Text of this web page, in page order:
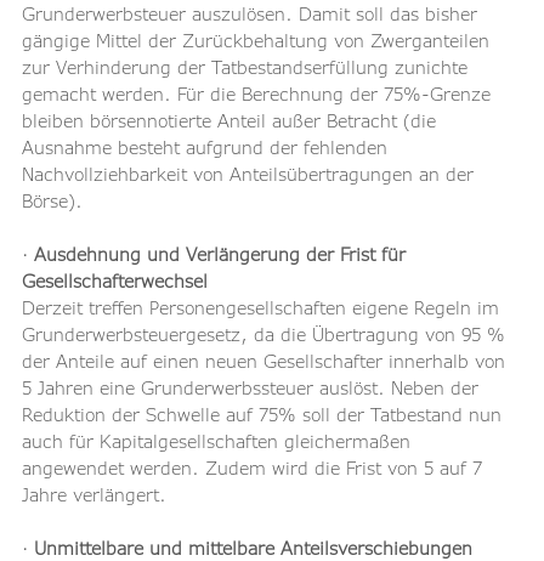
Grunderwerbsteuer auszulösen. Damit soll das bisher
gängige Mittel der Zurückbehaltung von Zwerganteilen
zur Verhinderung der Tatbestandserfüllung zunichte
gemacht werden. Für die Berechnung der 75%-Grenze
bleiben börsennotierte Anteil außer Betracht (die
Ausnahme besteht aufgrund der fehlenden
Nachvollziehbarkeit von Anteilsübertragungen an der
Börse).
· Ausdehnung und Verlängerung der Frist für
Gesellschafterwechsel
Derzeit treffen Personengesellschaften eigene Regeln im
Grunderwerbsteuergesetz, da die Übertragung von 95 %
der Anteile auf einen neuen Gesellschafter innerhalb von
5 Jahren eine Grunderwerbssteuer auslöst. Neben der
Reduktion der Schwelle auf 75% soll der Tatbestand nun
auch für Kapitalgesellschaften gleichermaßen
angewendet werden. Zudem wird die Frist von 5 auf 7
Jahre verlängert.
· Unmittelbare und mittelbare Anteilsverschiebungen